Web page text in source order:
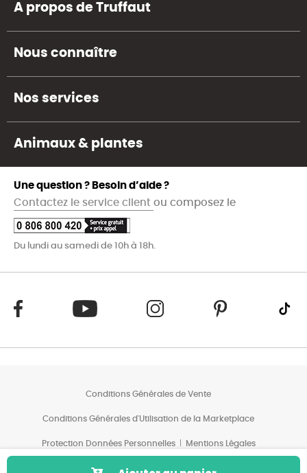
A propos de Truffaut
Nous connaître
Nos services
Animaux & plantes
Une question ? Besoin d’aide ?
Contactez le service client ou composez le
Du lundi au samedi de 10h à 18h.
Conditions Générales de Vente
Conditions Générales d'Utilisation de la Marketplace
Protection Données Personnelles Mentions Légales
Conditions des Offres*